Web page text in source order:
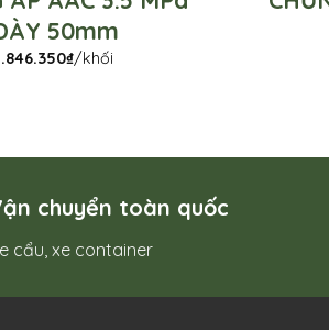
50mm
₫/khối
chuyển toàn quốc
cẩu, xe container